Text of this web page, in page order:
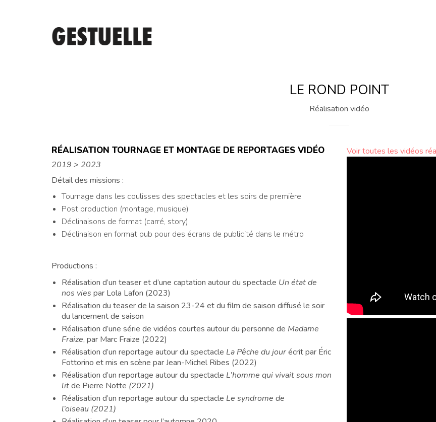
LE ROND POINT
Réalisation vidéo
RÉALISATION TOURNAGE ET MONTAGE DE REPORTAGES VIDÉO
2019 > 2023
Détail des missions :
Tournage dans les coulisses des spectacles et les soirs de première
Post production (montage, musique)
Déclinaisons de format (carré, story)
Déclinaison en format pub pour des écrans de publicité dans le métro
Productions :
Réalisation d’un teaser et d’une captation autour du spectacle Un état de
nos vies par Lola Lafon (2023)
Réalisation du teaser de la saison 23-24 et du film de saison diffusé le soir
du lancement de saison
Réalisation d’une série de vidéos courtes autour du personne de Madame
Fraize, par Marc Fraize (2022)
Réalisation d’un reportage autour du spectacle La Pêche du jourécrit par Éric
Fottorino et mis en scène par Jean-Michel Ribes (2022)
Réalisation d’un reportage autour du spectacle L’homme qui vivait sous mon
litde Pierre Notte (2021)
Réalisation d’un reportage autour du spectacle Le syndrome de
l’oiseau (2021)
Voir toutes les vidéos